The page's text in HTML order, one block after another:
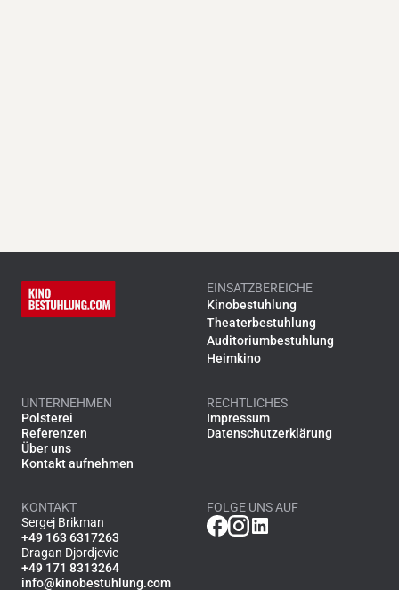
EINSATZBEREICHE
Kinobestuhlung
Theaterbestuhlung
Auditoriumbestuhlung
Heimkino
UNTERNEHMEN
Polsterei
Referenzen
Über uns
Kontakt aufnehmen
RECHTLICHES
Impressum
Datenschutzerklärung
KONTAKT
Sergej Brikman
+49 163 6317263
Dragan Djordjevic
+49 171 8313264
info@kinobestuhlung.com
FOLGE UNS AUF